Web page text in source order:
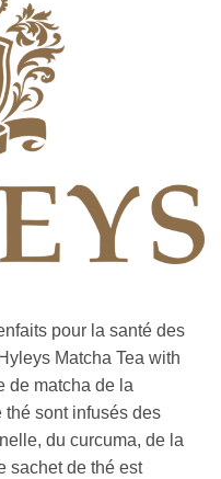
pour la santé des
Matcha Tea with
de matcha de la
sont infusés des
du curcuma, de la
sachet de thé est